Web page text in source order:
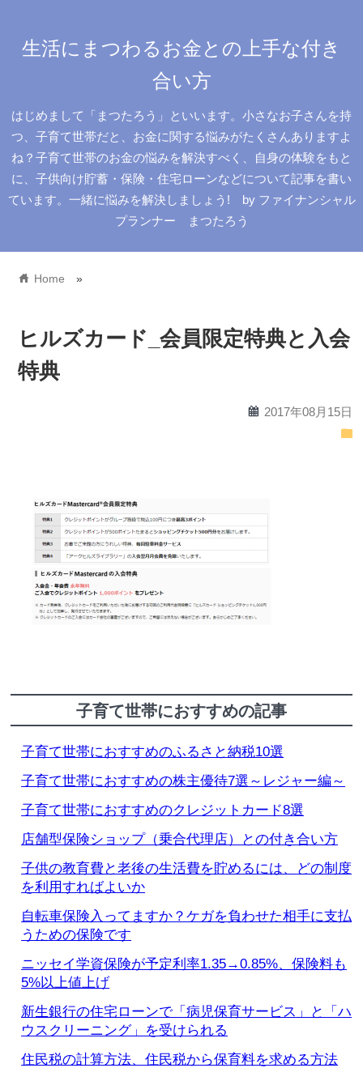
生活にまつわるお金との上手な付き
合い方
はじめまして「まつたろう」といいます。小さなお子さんを持
つ、子育て世帯だと、お金に関する悩みがたくさんありますよ
ね？子育て世帯のお金の悩みを解決すべく、自身の体験をもと
に、子供向け貯蓄・保険・住宅ローンなどについて記事を書い
ています。一緒に悩みを解決しましょう! by ファイナンシャル
プランナー まつたろう
home Home »
ヒルズカード_会員限定特典と入会
特典
calendar 2017年08月15日
folder
子育て世帯におすすめの記事
子育て世帯におすすめのふるさと納税10選
子育て世帯におすすめの株主優待7選～レジャー編～
子育て世帯におすすめのクレジットカード8選
店舗型保険ショップ（乗合代理店）との付き合い方
子供の教育費と老後の生活費を貯めるには、どの制度
を利用すればよいか
自転車保険入ってますか？ケガを負わせた相手に支払
うための保険です
ニッセイ学資保険が予定利率1.35→0.85%、保険料も
5%以上値上げ
新生銀行の住宅ローンで「病児保育サービス」と「ハ
ウスクリーニング」を受けられる
住民税の計算方法、住民税から保育料を求める方法